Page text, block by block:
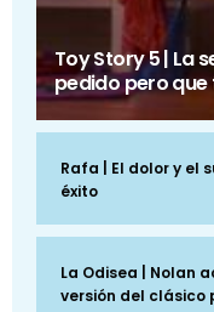
Toy Story 5 | La
pedido pero
Rafa | El dolor y el
éxito
La Odisea | Nolan
versión del clásico